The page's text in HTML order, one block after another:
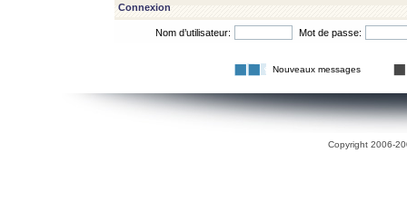
Connexion
Nom d’utilisateur: Mot de passe:
Nouveaux messages
Copyright 2006-